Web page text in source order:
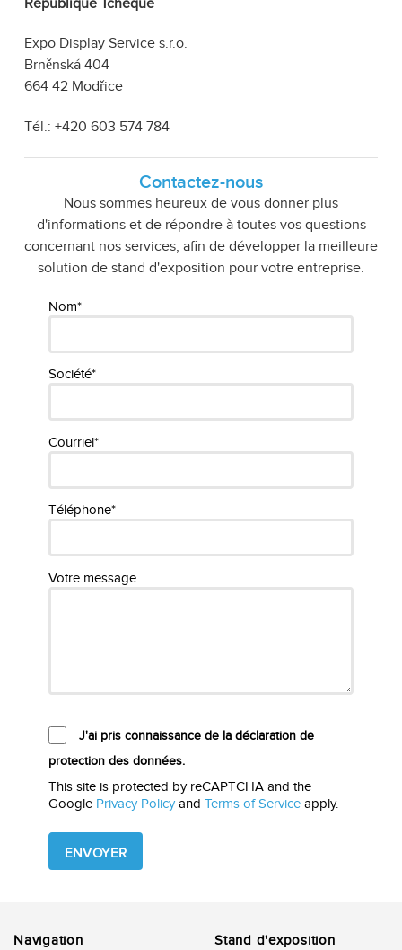
République Tchèque
Expo Display Service s.r.o.
Brněnská 404
664 42 Modřice
Tél.: +420 603 574 784
Contactez-nous
Nous sommes heureux de vous donner plus
d'informations et de répondre à toutes vos questions
concernant nos services, afin de développer la meilleure
solution de stand d'exposition pour votre entreprise.
Nom*
Société*
Courriel*
Téléphone*
Votre message
J'ai pris connaissance de la déclaration de
protection des données.
This site is protected by reCAPTCHA and the
Google Privacy Policyand Terms of Service apply.
leave
this
field
Navigation Stand d'exposition